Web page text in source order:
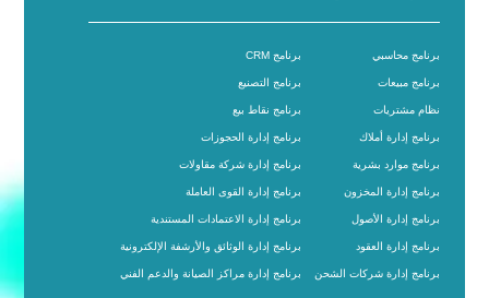
برنامج محاسبي
برنامج مبيعات
نظام مشتريات
برنامج إدارة أملاك
برنامج موارد بشرية
برنامج إدارة المخزون
برنامج إدارة الأصول
برنامج إدارة العقود
برنامج إدارة شركات الشحن
برنامج CRM
برنامج التصنيع
برنامج نقاط بيع
برنامج إدارة الحجوزات
برنامج إدارة شركة مقاولات
برنامج إدارة القوى العاملة
برنامج إدارة الاعتمادات المستندية
برنامج إدارة الوثائق والأرشفة الإلكترونية
برنامج إدارة مراكز الصيانة والدعم الفني